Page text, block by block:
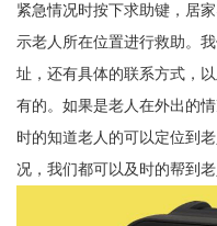
紧急情况时按下求助键，居
示老人所在位置进行救助。
址，还有具体的联系方式，
有的。如果是老人在外出的
时的知道老人的可以定位到
况，我们都可以及时的帮到老